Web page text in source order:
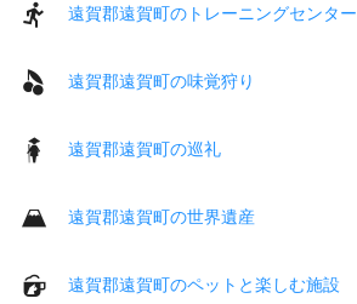
遠賀郡遠賀町のトレーニングセンター
遠賀郡遠賀町の味覚狩り
遠賀郡遠賀町の巡礼
遠賀郡遠賀町の世界遺産
遠賀郡遠賀町のペットと楽しむ施設